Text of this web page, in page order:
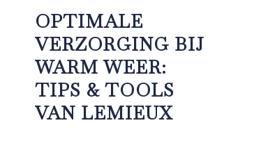
OPTIMALE
VERZORGING BIJ
WARM WEER:
TIPS & TOOLS
VAN LEMIEUX